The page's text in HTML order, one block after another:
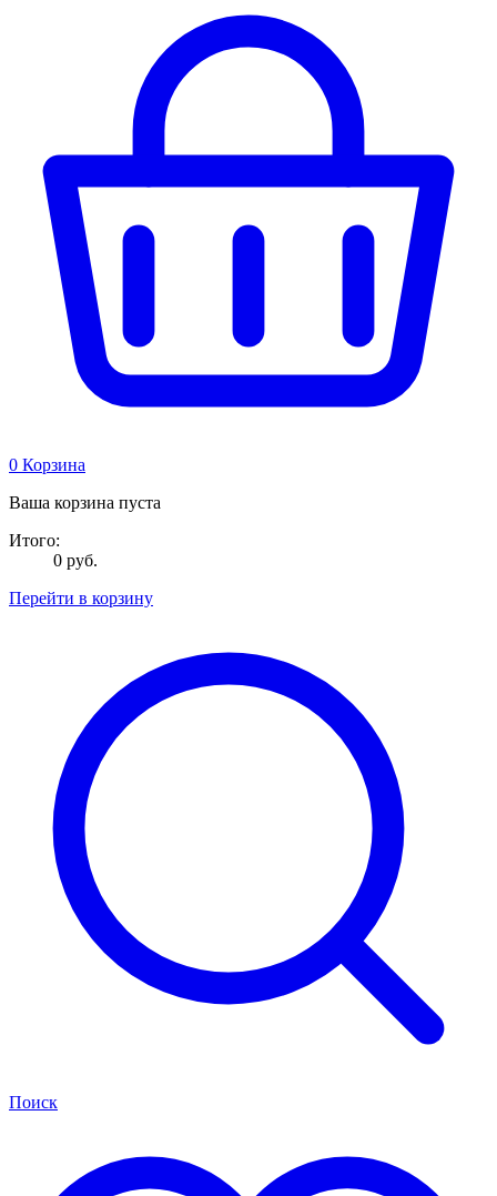
0 Корзина
Ваша корзина пуста
Итого:
0 руб.
Перейти в корзину
Поиск